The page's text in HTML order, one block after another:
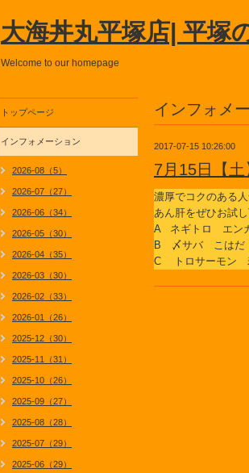
大海丼丸平塚店| 平塚
Welcome to our homepage
インフォメ
2017-07-15 10:26:00
7月15日【
濃厚でコクのある
あん肝をぜひお試
A ネギトロ エン
B 〆サバ こはだ
C トロサーモン
トップページ
インフォメーション
2026-08（5）
2026-07（27）
2026-06（34）
2026-05（30）
2026-04（35）
2026-03（30）
2026-02（33）
2026-01（26）
2025-12（30）
2025-11（31）
2025-10（26）
2025-09（27）
2025-08（28）
2025-07（29）
2025-06（29）